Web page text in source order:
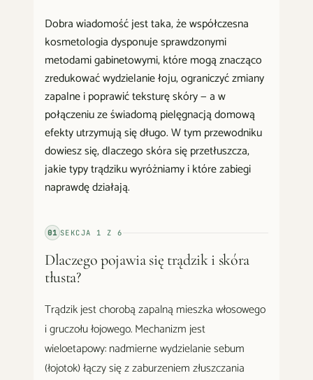
Dobra wiadomość jest taka, że współczesna
kosmetologia dysponuje sprawdzonymi
metodami gabinetowymi, które mogą znacząco
zredukować wydzielanie łoju, ograniczyć zmiany
zapalne i poprawić teksturę skóry — a w
połączeniu ze świadomą pielęgnacją domową
efekty utrzymują się długo. W tym przewodniku
dowiesz się, dlaczego skóra się przetłuszcza,
jakie typy trądziku wyróżniamy i które zabiegi
naprawdę działają.
01 SEKCJA 1 Z6
Dlaczego pojawia się trądzik i skóra
tłusta?
Trądzik jest chorobą zapalną mieszka włosowego
i gruczołu łojowego. Mechanizm jest
wieloetapowy: nadmierne wydzielanie sebum
(łojotok) łączy się z zaburzeniem złuszczania